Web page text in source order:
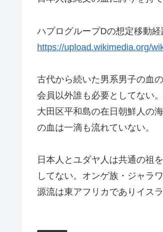
ハプログループDの想定移動経
https://upload.wikimedia.org/
古代から続いた男系男子の血
会員以外誰も必要としてない
大田区平和島の在日朝鮮人の
の血は一滴も流れていない。
日本人とユダヤ人は共通の祖
してない。オンゲ族・ジャラ
源流は東アフリカでありイス